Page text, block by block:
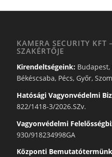
KAMERA SECURITY KFT
SZAKÉRTŐJE
Kirendeltségeink:Budapest,
Békéscsaba, Pécs, Győr,
Hatósági Vagyonvédelmi
822/1418-3/2026.SZv.
Vagyonvédelmi
930/918234998GA
Központi